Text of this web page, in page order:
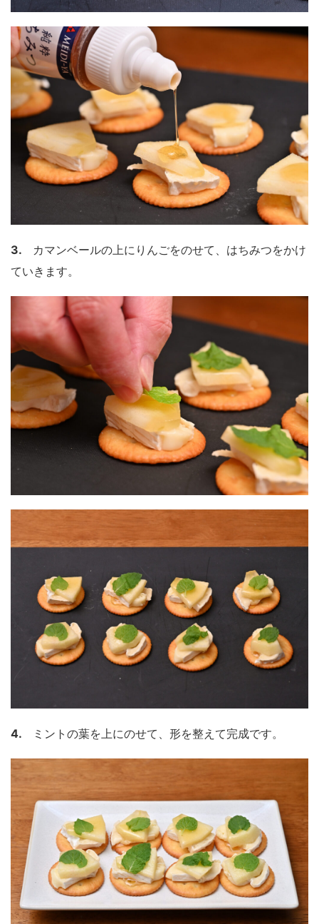
3. カマンベールの上にりんごをのせて、はちみつをかけ
ていきます。
4. ミントの葉を上にのせて、形を整えて完成です。